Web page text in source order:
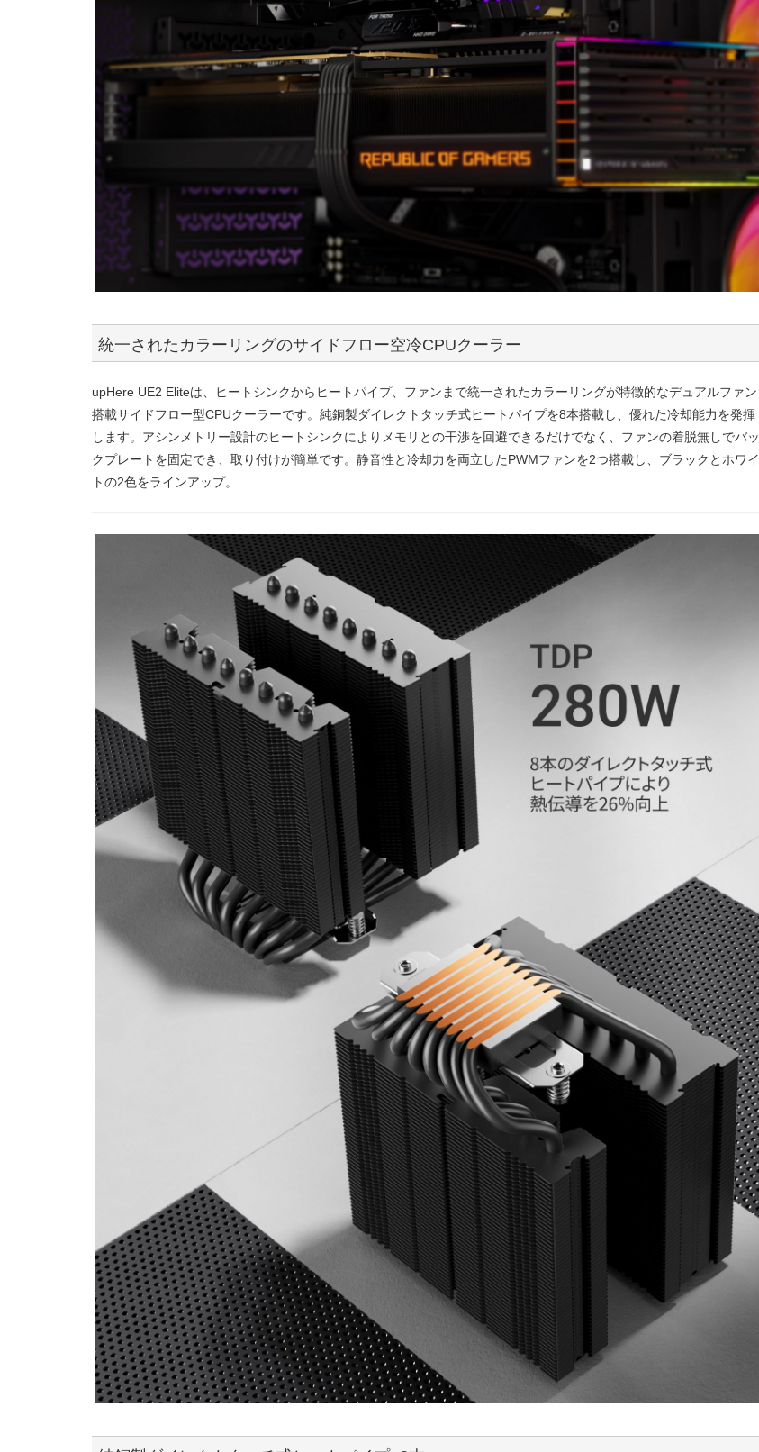
統一されたカラーリングのサイドフロー空冷CPUクーラー
upHere UE2 Eliteは、ヒートシンクからヒートパイプ、ファンまで統一されたカラーリングが特徴的なデュアルファン
搭載サイドフロー型CPUクーラーです。純銅製ダイレクトタッチ式ヒートパイプを8本搭載し、優れた冷却能力を発揮
します。アシンメトリー設計のヒートシンクによりメモリとの干渉を回避できるだけでなく、ファンの着脱無しでバッ
クプレートを固定でき、取り付けが簡単です。静音性と冷却力を両立したPWMファンを2つ搭載し、ブラックとホワイ
トの2色をラインアップ。